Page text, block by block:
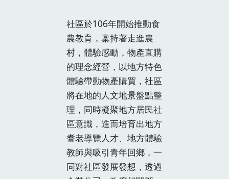
社區於106年開始推動食
農教育，稟持著走進農
村，體驗感動，物產直購
的理念經營，以地方特色
體驗帶動物產購買，社區
將在地的人文地景盤點整
理，同時凝聚地方居民社
區意識，進而培育出地方
耆老導覽人才、地方體驗
教師與吸引青年回鄉，一
同對社區發展發想，透過